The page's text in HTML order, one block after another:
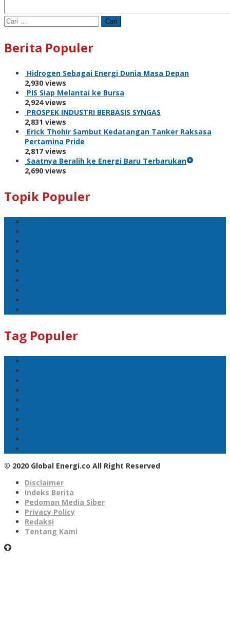
Cari
untuk:
Berita Populer
Hidrogen Sebagai Energi Dunia Masa Depan
2,930 views
PIS Siap Melantai ke Bursa
2,924 views
PROSPEK INDUSTRI BERBASIS SYNGAS
2,831 views
Erick Thohir Sambut Kedatangan Tanker Raksasa
Pertamina Pride
2,817 views
Saatnya Beralih ke Energi Baru Terbarukan
2,690 views
Topik Populer
Tag Populer
© 2020 Global Energi.co All Right Reserved
Disclaimer
Indeks Berita
Pedoman Media Siber
Privacy Policy
Redaksi
Tentang Kami